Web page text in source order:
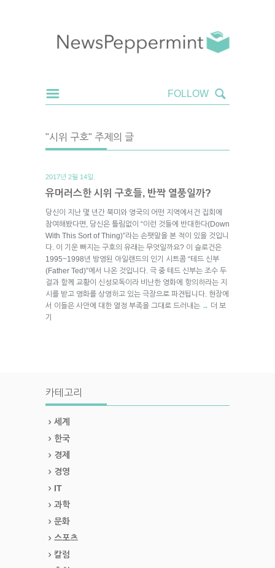
"시위 구호" 주제의 글
2017년 2월 14일.
유머러스한 시위 구호들, 반짝 열풍일까?
당신이 지난 몇 년간 북미와 영국의 어떤 지역에서건 집회에
참여해봤다면, 당신은 틀림없이 “이런 것들에 반대한다(Down
With This Sort of Thing)”라는 손팻말을 본 적이 있을 것입니
다. 이 기운 빠지는 구호의 유래는 무엇일까요? 이 슬로건은
1995~1998년 방영된 아일랜드의 인기 시트콤 “테드 신부
(Father Ted)”에서 나온 것입니다. 극 중 테드 신부는 조수 두
걸과 함께 교황이 신성모독이라 비난한 영화에 항의하라는 지
시를 받고 영화를 상영하고 있는 극장으로 파견됩니다. 현장에
서 이들은 사안에 대한 열정 부족을 그대로 드러내는 → 더 보
기
카테고리
세계
한국
경제
경영
IT
과학
문화
스포츠
칼럼